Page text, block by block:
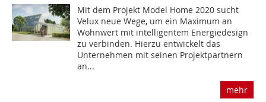
Mit dem Projekt Model Home 2020 sucht
Velux neue Wege, um ein Maximum an
Wohnwert mit intelligentem Energiedesign
zu verbinden. Hierzu entwickelt das
Unternehmen mit seinen Projektpartnern
an...
mehr